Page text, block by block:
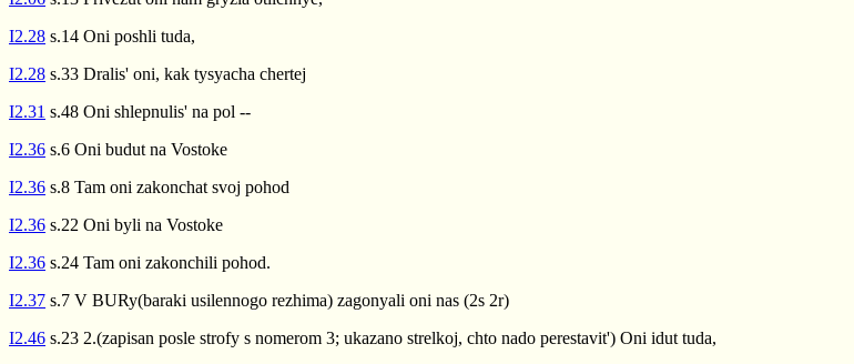
I2.28 s.14 Oni poshli tuda,
I2.28 s.33 Dralis' oni, kak tysyacha chertej
I2.31 s.48 Oni shlepnulis' na pol --
I2.36 s.6 Oni budut na Vostoke
I2.36 s.8 Tam oni zakonchat svoj pohod
I2.36 s.22 Oni byli na Vostoke
I2.36 s.24 Tam oni zakonchili pohod.
I2.37 s.7 V BURy(baraki usilennogo rezhima) zagonyali oni nas (2s 2r)
I2.46 s.23 2.(zapisan posle strofy s nomerom 3; ukazano strelkoj, chto nado perestavit') Oni idut tuda,